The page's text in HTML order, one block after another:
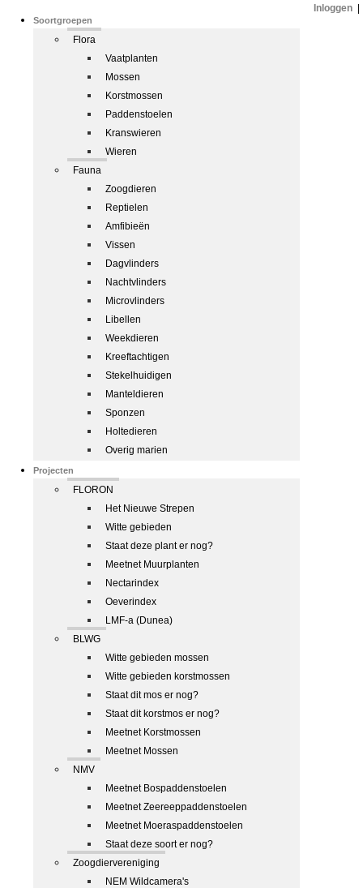
Soortgroepen
Flora
Vaatplanten
Mossen
Korstmossen
Paddenstoelen
Kranswieren
Wieren
Fauna
Zoogdieren
Reptielen
Amfibieën
Vissen
Dagvlinders
Nachtvlinders
Microvlinders
Libellen
Weekdieren
Kreeftachtigen
Stekelhuidigen
Manteldieren
Sponzen
Holtedieren
Overig marien
Projecten
FLORON
Het Nieuwe Strepen
Witte gebieden
Staat deze plant er nog?
Meetnet Muurplanten
Nectarindex
Oeverindex
LMF-a (Dunea)
BLWG
Witte gebieden mossen
Witte gebieden korstmossen
Staat dit mos er nog?
Staat dit korstmos er nog?
Meetnet Korstmossen
Meetnet Mossen
NMV
Meetnet Bospaddenstoelen
Meetnet Zeereeppaddenstoelen
Meetnet Moeraspaddenstoelen
Staat deze soort er nog?
Zoogdiervereniging
NEM Wildcamera's
Inloggen